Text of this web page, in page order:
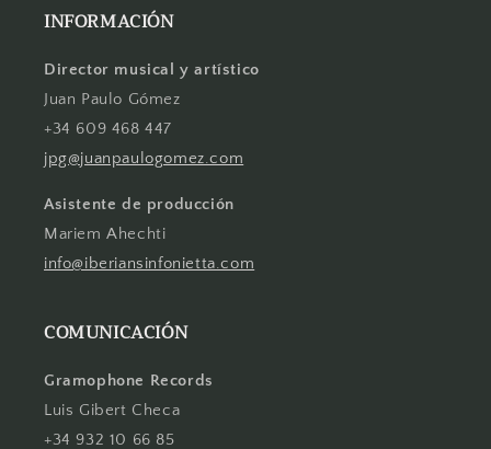
INFORMACIÓN
Director musical y artístico
Juan Paulo Gómez
+34 609 468 447
jpg@juanpaulogomez.com
Asistente de producción
Mariem Ahechti
info@iberiansinfonietta.com
COMUNICACIÓN
Gramophone Records
Luis Gibert Checa
+34 932 10 66 85